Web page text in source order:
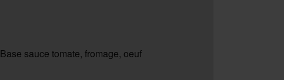
Base sauce tomate, fromage, oeuf